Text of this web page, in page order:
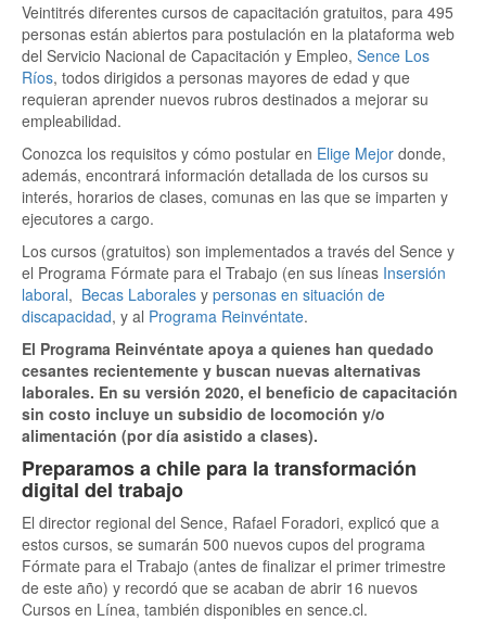
Veintitrés diferentes cursos de capacitación gratuitos, para 495
personas están abiertos para postulación en la plataforma web
del Servicio Nacional de Capacitación y Empleo, Sence Los
Ríos, todos dirigidos a personas mayores de edad y que
requieran aprender nuevos rubros destinados a mejorar su
empleabilidad.
Conozca los requisitos y cómo postular en Elige Mejor donde,
además, encontrará información detallada de los cursos su
interés, horarios de clases, comunas en las que se imparten y
ejecutores a cargo.
Los cursos (gratuitos) son implementados a través del Sence y
el Programa Fórmate para el Trabajo (en sus líneas Insersión
laboral, Becas Laborales y personas en situación de
discapacidad, y al Programa Reinvéntate.
El Programa Reinvéntate apoya a quienes han quedado
cesantes recientemente y buscan nuevas alternativas
laborales. En su versión 2020, el beneficio de capacitación
sin costo incluye un subsidio de locomoción y/o
alimentación (por día asistido a clases).
Preparamos a chile para la transformación
digital del trabajo
El director regional del Sence, Rafael Foradori, explicó que a
estos cursos, se sumarán 500 nuevos cupos del programa
Fórmate para el Trabajo (antes de finalizar el primer trimestre
de este año) y recordó que se acaban de abrir 16 nuevos
Cursos en Línea, también disponibles en sence.cl.